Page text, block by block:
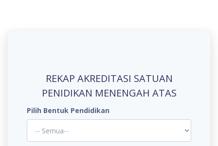
REKAP AKREDITASI SATUAN
PENIDIKAN MENENGAH ATAS
Pilih Bentuk Pendidikan